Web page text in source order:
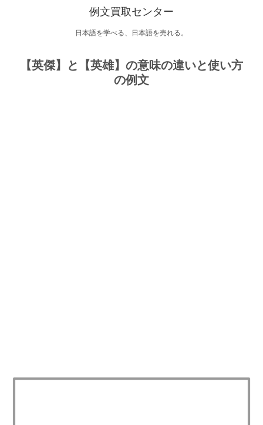
例文買取センター
日本語を学べる、日本語を売れる。
【英傑】と【英雄】の意味の違いと使い方
の例文